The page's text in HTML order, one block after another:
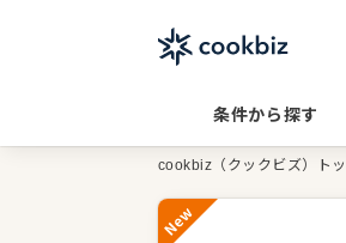
条件から探す
cookbiz（クックビズ）ト